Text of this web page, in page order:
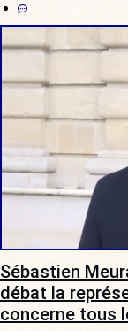
Sébastien
débat la
concerne tous